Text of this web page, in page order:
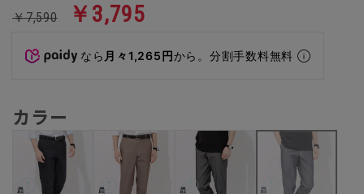
￥7,590 ￥3,795
なら 月々1,265円から。分割手数料無料
カラー